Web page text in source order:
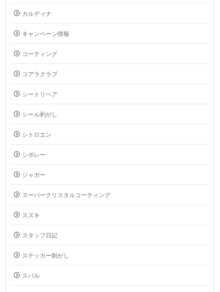
カルディナ
キャンペーン情報
コーティング
コアラクラブ
シートリペア
シール剥がし
シトロエン
シボレー
ジャガー
スーパークリスタルコーティング
スズキ
スタッフ日記
ステッカー剝がし
スバル